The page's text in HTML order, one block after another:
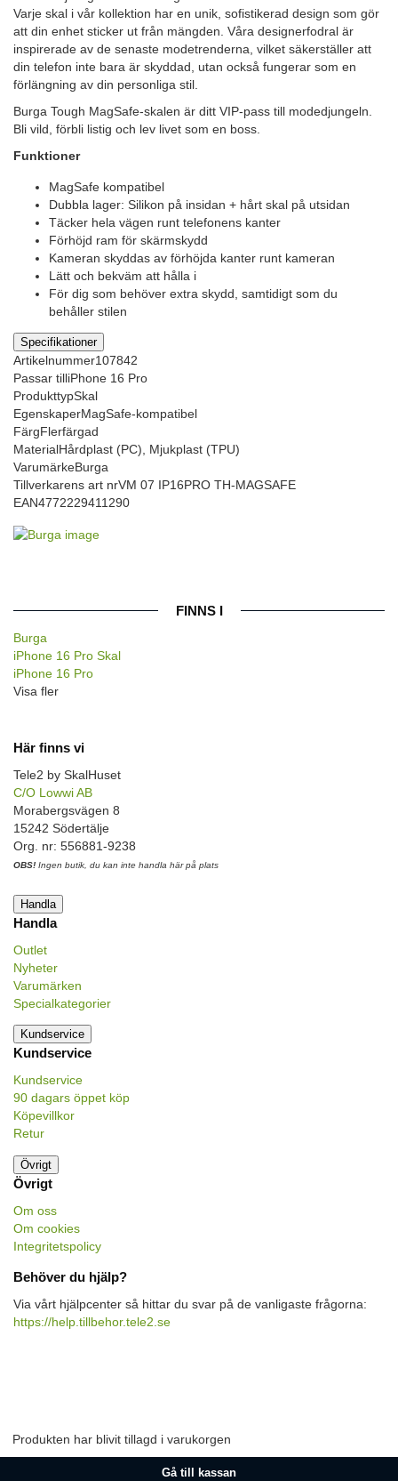
Varje skal i vår kollektion har en unik, sofistikerad design som gör
att din enhet sticker ut från mängden. Våra designerfodral är
inspirerade av de senaste modetrenderna, vilket säkerställer att
din telefon inte bara är skyddad, utan också fungerar som en
förlängning av din personliga stil.
Burga Tough MagSafe-skalen är ditt VIP-pass till modedjungeln.
Bli vild, förbli listig och lev livet som en boss.
Funktioner
MagSafe kompatibel
Dubbla lager: Silikon på insidan + hårt skal på utsidan
Täcker hela vägen runt telefonens kanter
Förhöjd ram för skärmskydd
Kameran skyddas av förhöjda kanter runt kameran
Lätt och bekväm att hålla i
För dig som behöver extra skydd, samtidigt som du
behåller stilen
Specifikationer
Artikelnummer107842
Passar tilliPhone 16 Pro
ProdukttypSkal
EgenskaperMagSafe-kompatibel
FärgFlerfärgad
MaterialHårdplast (PC), Mjukplast (TPU)
VarumärkeBurga
Tillverkarens art nrVM 07 IP16PRO TH-MAGSAFE
EAN4772229411290
FINNS I
Burga
iPhone 16 Pro Skal
iPhone 16 Pro
Visa fler
Här finns vi
Tele2 by SkalHuset
C/O Lowwi AB
Morabergsvägen 8
15242 Södertälje
Org. nr: 556881-9238
OBS! Ingen butik, du kan inte handla här på plats
Handla
Handla
Outlet
Nyheter
Varumärken
Specialkategorier
Kundservice
Kundservice
Kundservice
90 dagars öppet köp
Köpevillkor
Retur
Övrigt
Övrigt
Om oss
Om cookies
Integritetspolicy
Behöver du hjälp?
Via vårt hjälpcenter så hittar du svar på de vanligaste frågorna:
https://help.tillbehor.tele2.se
Produkten har blivit tillagd i varukorgen
Gå till kassan